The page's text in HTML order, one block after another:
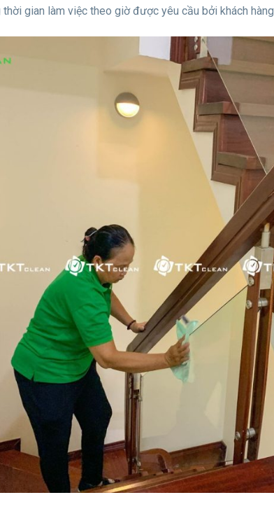
gian làm việc theo giờ được yêu cầu bởi khách hàng.